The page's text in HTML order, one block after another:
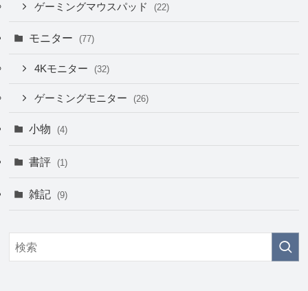
ゲーミングマウスパッド (22)
モニター (77)
4Kモニター (32)
ゲーミングモニター (26)
小物 (4)
書評 (1)
雑記 (9)